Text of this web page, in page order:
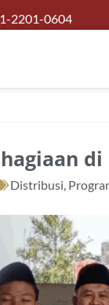
2201-0604
di
Distribusi,